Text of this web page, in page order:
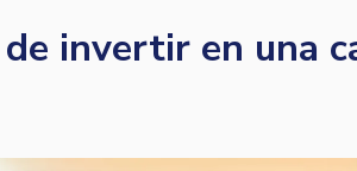
invertir en una